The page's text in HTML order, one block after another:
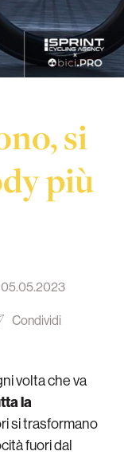
si
più
05.05.2023
Condividi
volta che va
la
si trasformano
fuori dal